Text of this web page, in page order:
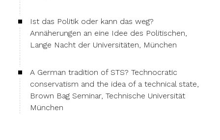
Ist das Politik oder kann das weg?
Annäherungen an eine Idee des Politischen,
Lange Nacht der Universitäten, München
A German tradition of STS? Technocratic
conservatism and the idea of a technical state,
Brown Bag Seminar, Technische Universität
München